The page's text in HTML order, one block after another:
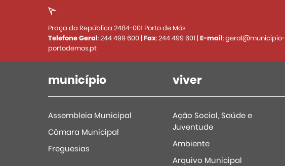
Praça da República 2484-001 Porto de Mós
Telefone Geral:244 499 600| Fax:244 499 601 | E-mail:geral@municipio-
portodemos.pt
município
Assembleia Municipal
Câmara Municipal
Freguesias
viver
Ação Social, Saúde e
Juventude
Ambiente
Arquivo Municipal